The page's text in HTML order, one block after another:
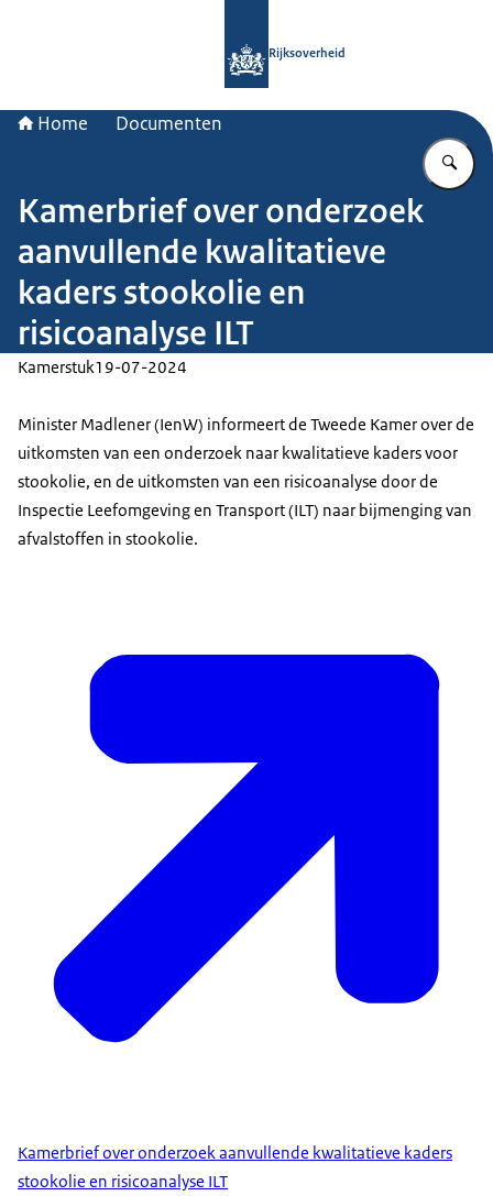
Rijksoverheid
Home Documenten
Kamerbrief over onderzoek
aanvullende kwalitatieve
kaders stookolie en
risicoanalyse ILT
Kamerstuk19-07-2024
Minister Madlener (IenW) informeert de Tweede Kamer over de
uitkomsten van een onderzoek naar kwalitatieve kaders voor
stookolie, en de uitkomsten van een risicoanalyse door de
Inspectie Leefomgeving en Transport (ILT) naar bijmenging van
afvalstoffen in stookolie.
Kamerbrief over onderzoek aanvullende kwalitatieve kaders
stookolie en risicoanalyse ILT